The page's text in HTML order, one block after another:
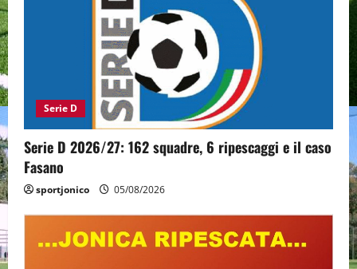
Serie D
Serie D 2026/27: 162 squadre, 6 ripescaggi e il caso
Fasano
sportjonico 05/08/2026